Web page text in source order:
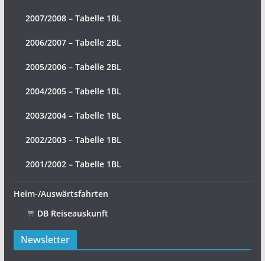
2007/2008 – Tabelle 1BL
2006/2007 – Tabelle 2BL
2005/2006 – Tabelle 2BL
2004/2005 – Tabelle 1BL
2003/2004 – Tabelle 1BL
2002/2003 – Tabelle 1BL
2001/2002 – Tabelle 1BL
Heim-/Auswärtsfahrten
DB Reiseauskunft
Newsletter